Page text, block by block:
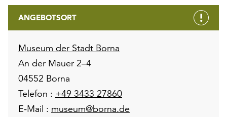
ANGEBOTSORT
Museum der Stadt Borna
An der Mauer 2–4
04552 Borna
Telefon : +49 3433 27860
E-Mail : museum@borna.de